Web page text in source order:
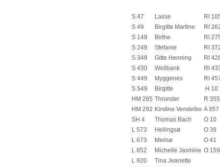
S 47 Lasse
RI
S 49
Birgitte Martine
RI
S 149
Birthe
RI
S 249
Stefanie
RI
S 349
Gitte Henning
RI
S 430
Wellbank
RI
S 449
Myggenes
RI
S 549
Birgitte
H 10
HM 265 Thronder
R 355
HM 292 Kirstine Vendelbo A 357
SH 4
Thomas Bach
O 10
L 573
Hellingsø
O 39
L 673
Meilsø
O 41
L 852
Michelle Jasmine O 159
L 920
Tina Jeanette